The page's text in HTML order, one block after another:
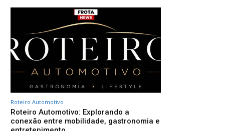
Roteiro Automotivo
Roteiro Automotivo: Explorando a
conexão entre mobilidade, gastronomia e